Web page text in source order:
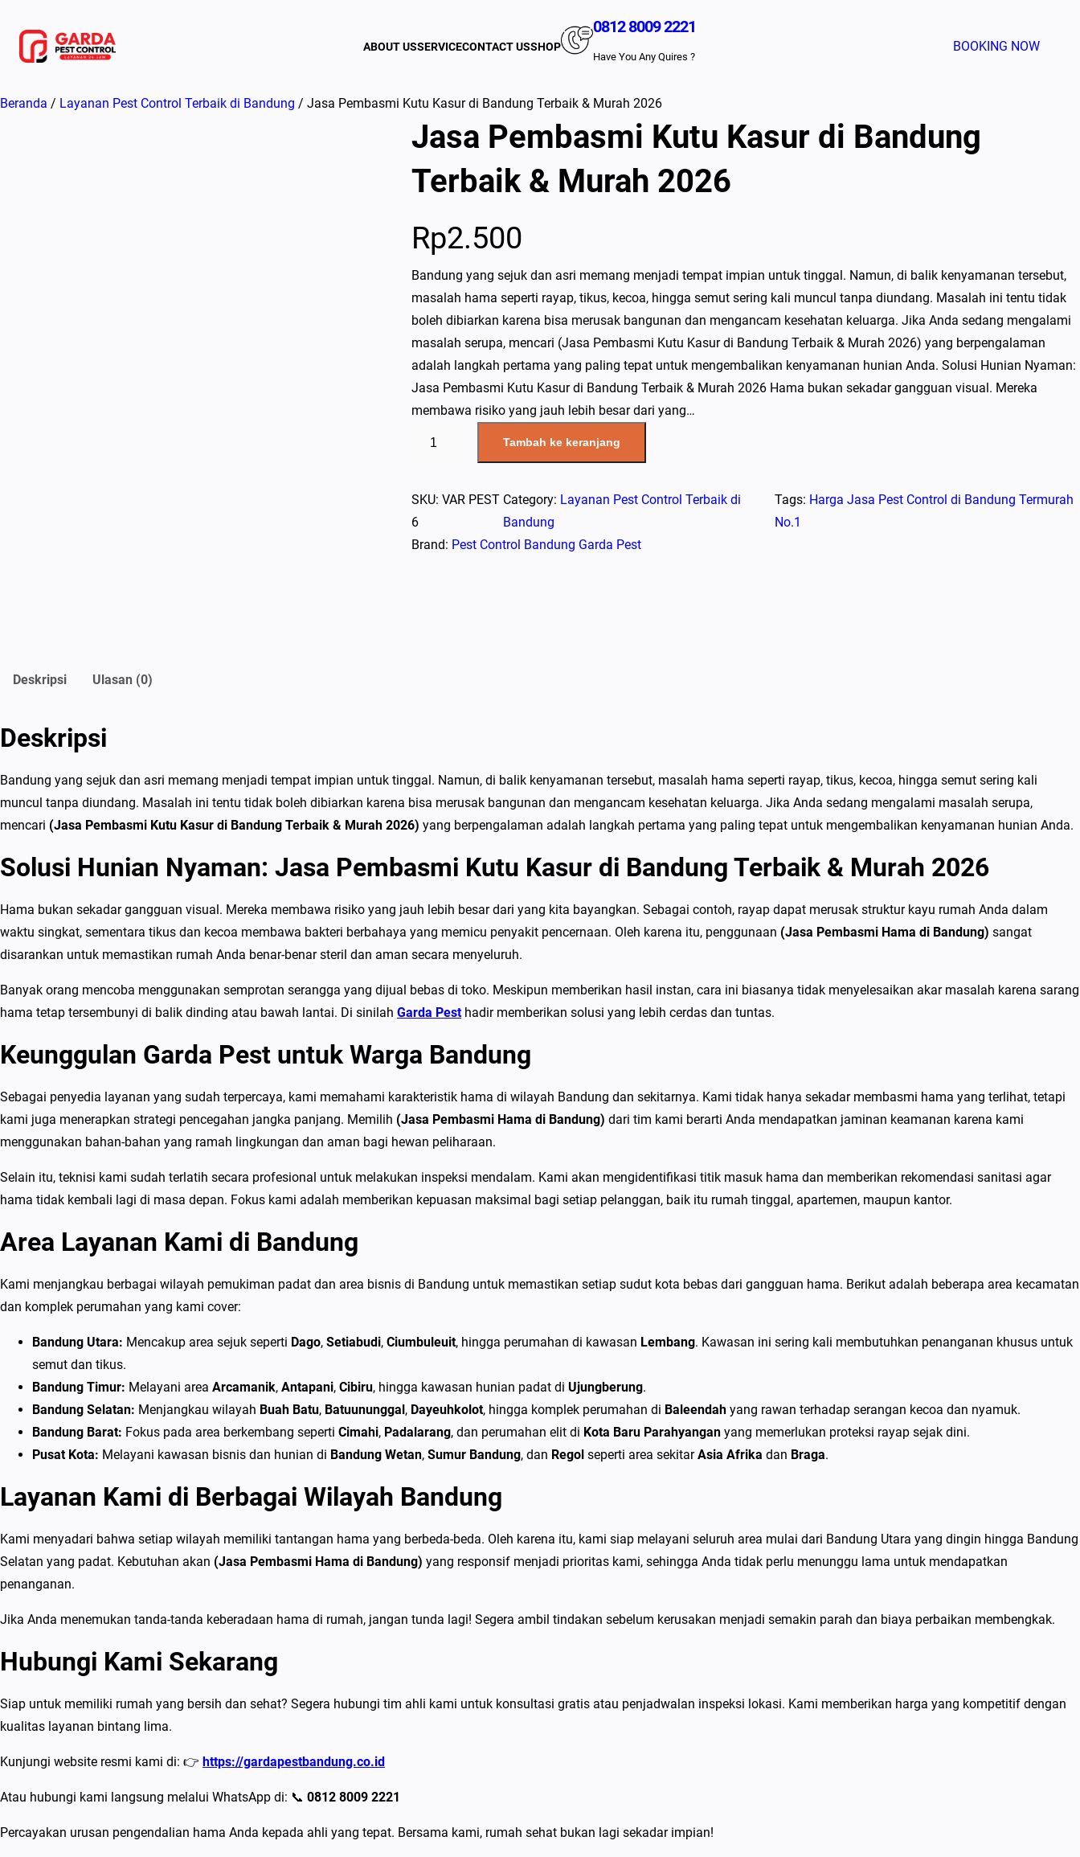
konten
ABOUT USSERVICECONTACT USSHOP
0812 8009 2221
Have You Any Quires ?
BOOKING NOW
Beranda / Layanan Pest Control Terbaik di Bandung / Jasa Pembasmi Kutu Kasur di Bandung Terbaik & Murah 2026
Jasa Pembasmi Kutu Kasur di Bandung
Terbaik & Murah 2026
Rp2.500
Bandung yang sejuk dan asri memang menjadi tempat impian untuk tinggal. Namun, di balik kenyamanan tersebut,
masalah hama seperti rayap, tikus, kecoa, hingga semut sering kali muncul tanpa diundang. Masalah ini tentu tidak
boleh dibiarkan karena bisa merusak bangunan dan mengancam kesehatan keluarga. Jika Anda sedang mengalami
masalah serupa, mencari (Jasa Pembasmi Kutu Kasur di Bandung Terbaik & Murah 2026) yang berpengalaman
adalah langkah pertama yang paling tepat untuk mengembalikan kenyamanan hunian Anda. Solusi Hunian Nyaman:
Jasa Pembasmi Kutu Kasur di Bandung Terbaik & Murah 2026 Hama bukan sekadar gangguan visual. Mereka
membawa risiko yang jauh lebih besar dari yang…
n
t
i
b
s
m
K
u
t
K
a
u
a
n
g
M
r
a
0
Tambah ke keranjang
SKU: VAR PEST
6
Category: Layanan Pest Control Terbaik di
Bandung
Tags: Harga Jasa Pest Control di Bandung Termurah
No.1
Brand: Pest Control Bandung Garda Pest
Deskripsi Ulasan (0)
Deskripsi
Bandung yang sejuk dan asri memang menjadi tempat impian untuk tinggal. Namun, di balik kenyamanan tersebut, masalah hama seperti rayap, tikus, kecoa, hingga semut sering kali
muncul tanpa diundang. Masalah ini tentu tidak boleh dibiarkan karena bisa merusak bangunan dan mengancam kesehatan keluarga. Jika Anda sedang mengalami masalah serupa,
mencari (Jasa Pembasmi Kutu Kasur di Bandung Terbaik & Murah 2026) yang berpengalaman adalah langkah pertama yang paling tepat untuk mengembalikan kenyamanan hunian Anda.
Solusi Hunian Nyaman: Jasa Pembasmi Kutu Kasur di Bandung Terbaik & Murah 2026
Hama bukan sekadar gangguan visual. Mereka membawa risiko yang jauh lebih besar dari yang kita bayangkan. Sebagai contoh, rayap dapat merusak struktur kayu rumah Anda dalam
waktu singkat, sementara tikus dan kecoa membawa bakteri berbahaya yang memicu penyakit pencernaan. Oleh karena itu, penggunaan (Jasa Pembasmi Hama di Bandung) sangat
disarankan untuk memastikan rumah Anda benar-benar steril dan aman secara menyeluruh.
Banyak orang mencoba menggunakan semprotan serangga yang dijual bebas di toko. Meskipun memberikan hasil instan, cara ini biasanya tidak menyelesaikan akar masalah karena sarang
hama tetap tersembunyi di balik dinding atau bawah lantai. Di sinilah Garda Pesthadir memberikan solusi yang lebih cerdas dan tuntas.
Keunggulan Garda Pest untuk Warga Bandung
Sebagai penyedia layanan yang sudah terpercaya, kami memahami karakteristik hama di wilayah Bandung dan sekitarnya. Kami tidak hanya sekadar membasmi hama yang terlihat, tetapi
kami juga menerapkan strategi pencegahan jangka panjang. Memilih (Jasa Pembasmi Hama di Bandung) dari tim kami berarti Anda mendapatkan jaminan keamanan karena kami
menggunakan bahan-bahan yang ramah lingkungan dan aman bagi hewan peliharaan.
Selain itu, teknisi kami sudah terlatih secara profesional untuk melakukan inspeksi mendalam. Kami akan mengidentifikasi titik masuk hama dan memberikan rekomendasi sanitasi agar
hama tidak kembali lagi di masa depan. Fokus kami adalah memberikan kepuasan maksimal bagi setiap pelanggan, baik itu rumah tinggal, apartemen, maupun kantor.
Area Layanan Kami di Bandung
Kami menjangkau berbagai wilayah pemukiman padat dan area bisnis di Bandung untuk memastikan setiap sudut kota bebas dari gangguan hama. Berikut adalah beberapa area kecamatan
dan komplek perumahan yang kami cover:
Bandung Utara: Mencakup area sejuk seperti Dago, Setiabudi, Ciumbuleuit, hingga perumahan di kawasan Lembang. Kawasan ini sering kali membutuhkan penanganan khusus untuk
semut dan tikus.
Bandung Timur: Melayani area Arcamanik, Antapani, Cibiru, hingga kawasan hunian padat di Ujungberung.
Bandung Selatan: Menjangkau wilayah Buah Batu, Batuununggal, Dayeuhkolot, hingga komplek perumahan di Baleendah yang rawan terhadap serangan kecoa dan nyamuk.
Bandung Barat: Fokus pada area berkembang seperti Cimahi, Padalarang, dan perumahan elit di Kota Baru Parahyangan yang memerlukan proteksi rayap sejak dini.
Pusat Kota: Melayani kawasan bisnis dan hunian di Bandung Wetan, Sumur Bandung, dan Regol seperti area sekitarAsia Afrika dan Braga.
Layanan Kami di Berbagai Wilayah Bandung
Kami menyadari bahwa setiap wilayah memiliki tantangan hama yang berbeda-beda. Oleh karena itu, kami siap melayani seluruh area mulai dari Bandung Utara yang dingin hingga Bandung
Selatan yang padat. Kebutuhan akan (Jasa Pembasmi Hama di Bandung) yang responsif menjadi prioritas kami, sehingga Anda tidak perlu menunggu lama untuk mendapatkan
penanganan.
Jika Anda menemukan tanda-tanda keberadaan hama di rumah, jangan tunda lagi! Segera ambil tindakan sebelum kerusakan menjadi semakin parah dan biaya perbaikan membengkak.
Hubungi Kami Sekarang
Siap untuk memiliki rumah yang bersih dan sehat? Segera hubungi tim ahli kami untuk konsultasi gratis atau penjadwalan inspeksi lokasi. Kami memberikan harga yang kompetitif dengan
kualitas layanan bintang lima.
Kunjungi website resmi kami di: 👉 https://gardapestbandung.co.id
Atau hubungi kami langsung melalui WhatsApp di: 📞 0812 8009 2221
Percayakan urusan pengendalian hama Anda kepada ahli yang tepat. Bersama kami, rumah sehat bukan lagi sekadar impian!